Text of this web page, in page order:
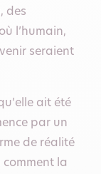
des
l’humain,
seraient
ait été
par un
de réalité
la